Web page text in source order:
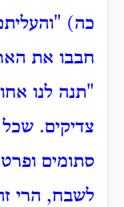
כה)
חבבו את
"תנה לנו
צדיקים.
סתומים
לשבח, הרי